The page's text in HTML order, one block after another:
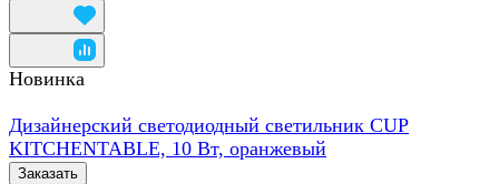
Новинка
Дизайнерский светодиодный светильник CUP
KITCHENTABLE, 10 Вт, оранжевый
Заказать